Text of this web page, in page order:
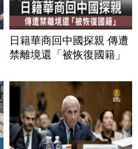
日籍華商回中國探親 傳遭
禁離境還「被恢復國籍」